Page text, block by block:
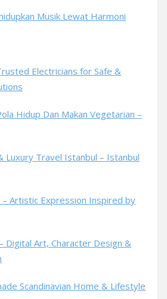
Musik Lewat Harmoni
Electricians for Safe &
Hidup Dan Makan Vegetarian –
Luxury Travel Istanbul – Istanbul
– Artistic Expression Inspired by
Digital Art, Character Design &
Scandinavian Home & Lifestyle